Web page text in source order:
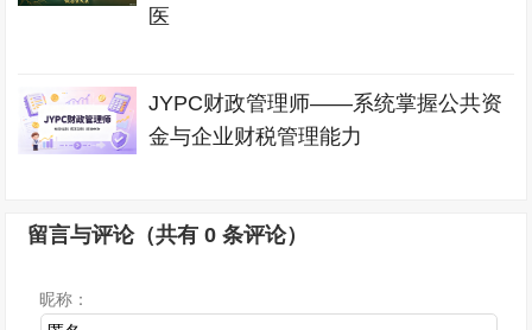
医
JYPC财政管理师——系统掌握公共资
金与企业财税管理能力
留言与评论（共有0 条评论）
昵称：